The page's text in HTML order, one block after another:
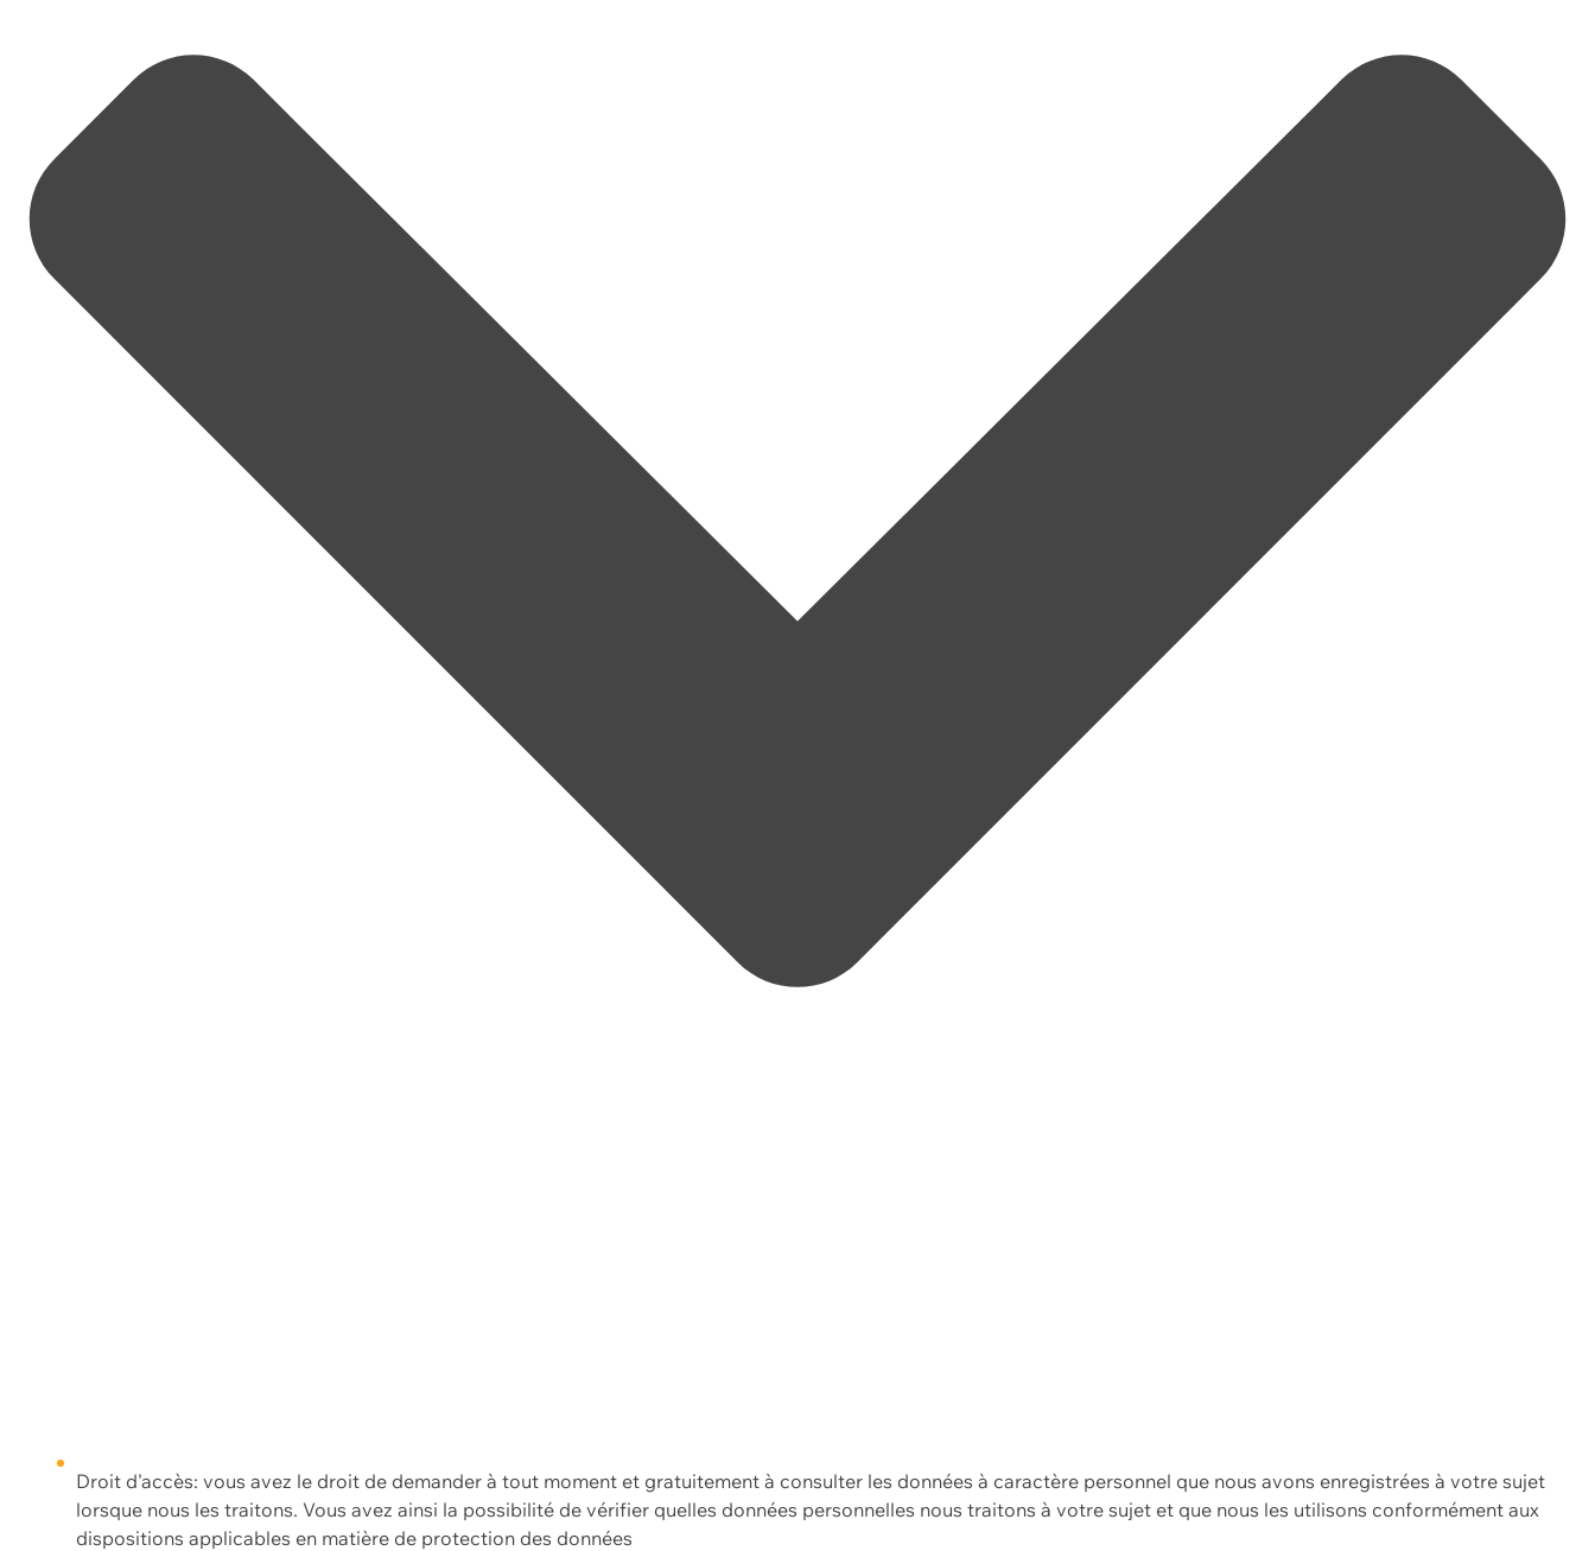
Droit d'accès: vous avez le droit de demander à tout moment et gratuitement à consulter les données à caractère personnel que nous avons enregistrées à votre sujet
lorsque nous les traitons. Vous avez ainsi la possibilité de vérifier quelles données personnelles nous traitons à votre sujet et que nous les utilisons conformément aux
dispositions applicables en matière de protection des données